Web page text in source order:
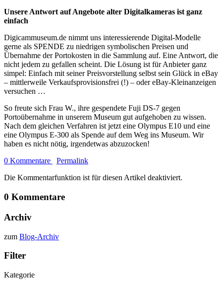
Unsere Antwort auf Angebote alter Digitalkameras ist ganz
einfach
Digicammuseum.de nimmt uns interessierende Digital-Modelle
gerne als SPENDE zu niedrigen symbolischen Preisen und
Übernahme der Portokosten in die Sammlung auf. Eine Antwort, die
nicht jedem zu gefallen scheint. Die Lösung ist für Anbieter ganz
simpel: Einfach mit seiner Preisvorstellung selbst sein Glück in eBay
– mittlerweile Verkaufsprovisionsfrei (!) – oder eBay-Kleinanzeigen
versuchen …
So freute sich Frau W., ihre gespendete Fuji DS-7 gegen
Portoübernahme in unserem Museum gut aufgehoben zu wissen.
Nach dem gleichen Verfahren ist jetzt eine Olympus E10 und eine
eine Olympus E-300 als Spende auf dem Weg ins Museum. Wir
haben es nicht nötig, irgendetwas abzuzocken!
0 Kommentare
Permalink
Die Kommentarfunktion ist für diesen Artikel deaktiviert.
0 Kommentare
Archiv
zum Blog-Archiv
Filter
Kategorie